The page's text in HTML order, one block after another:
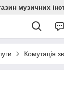
музичних
Комутація